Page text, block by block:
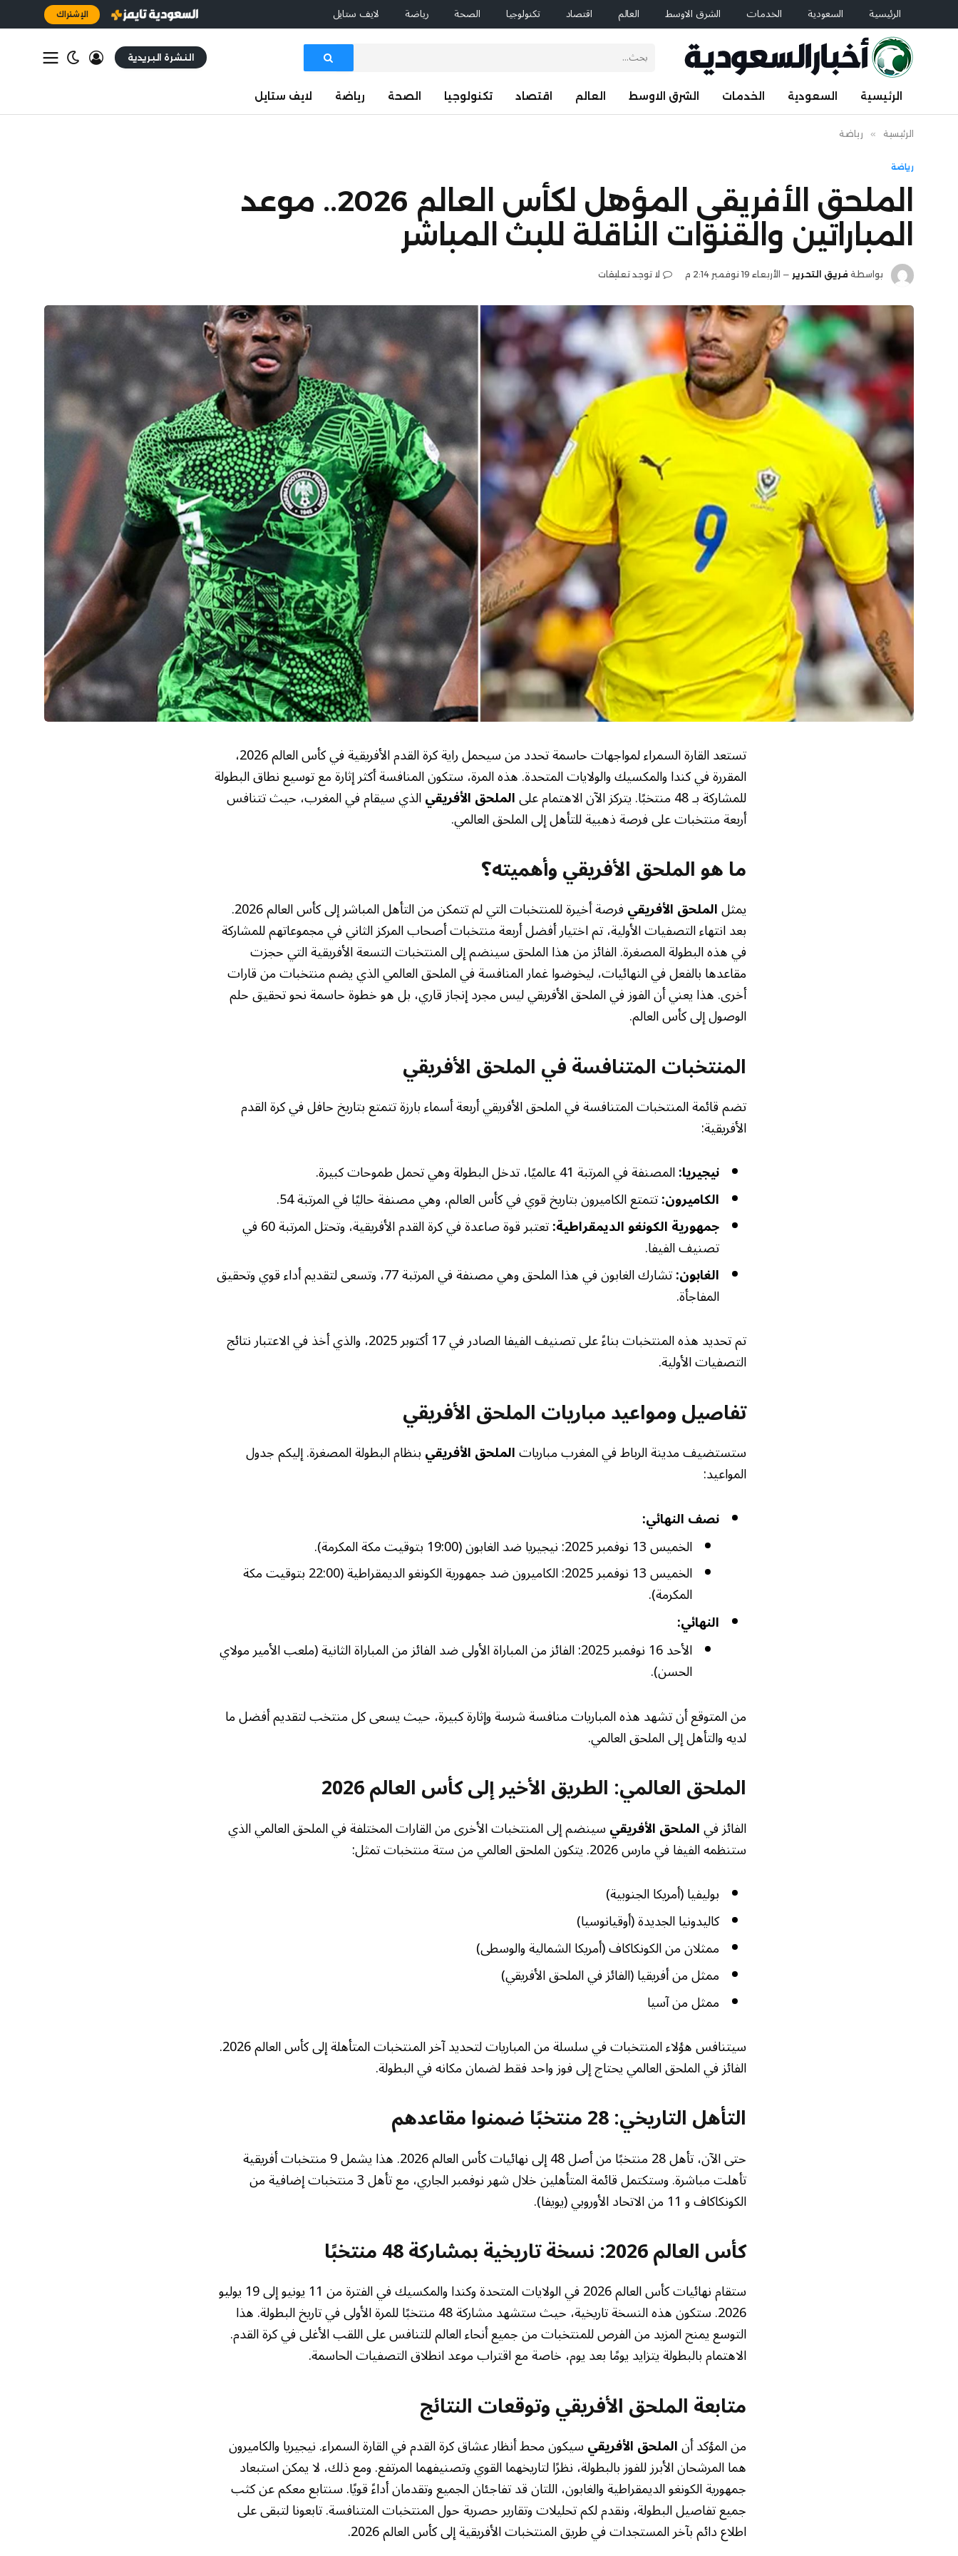
الرئيسية السعودية الخدمات الشرق الاوسط العالم اقتصاد تكنولوجيا الصحة رياضة لايف ستايل الإشتراك
النشرة البريدية
الرئيسية السعودية الخدمات الشرق الاوسط العالم اقتصاد تكنولوجيا الصحة رياضة لايف ستايل
الرئيسية » رياضة
رياضة
الملحق الأفريقي المؤهل لكأس العالم 2026.. موعد
المباراتين والقنوات الناقلة للبث المباشر
بواسطة فريق التحرير الأربعاء 19 نوفمبر 2:14 م لا توجد تعليقات
تستعد القارة السمراء لمواجهات حاسمة تحدد من سيحمل راية كرة القدم الأفريقية في كأس العالم 2026،
المقررة في كندا والمكسيك والولايات المتحدة. هذه المرة، ستكون المنافسة أكثر إثارة مع توسيع نطاق البطولة
للمشاركة بـ 48 منتخبًا. يتركز الآن الاهتمام على الملحق الأفريقيالذي سيقام في المغرب، حيث تتنافس
أربعة منتخبات على فرصة ذهبية للتأهل إلى الملحق العالمي.
ما هو الملحق الأفريقي وأهميته؟
يمثلالملحق الأفريقي فرصة أخيرة للمنتخبات التي لم تتمكن من التأهل المباشر إلى كأس العالم 2026.
بعد انتهاء التصفيات الأولية، تم اختيار أفضل أربعة منتخبات أصحاب المركز الثاني في مجموعاتهم للمشاركة
في هذه البطولة المصغرة. الفائز من هذا الملحق سينضم إلى المنتخبات التسعة الأفريقية التي حجزت
مقاعدها بالفعل في النهائيات، ليخوضوا غمار المنافسة في الملحق العالمي الذي يضم منتخبات من قارات
أخرى. هذا يعني أن الفوز في الملحق الأفريقي ليس مجرد إنجاز قاري، بل هو خطوة حاسمة نحو تحقيق حلم
الوصول إلى كأس العالم.
المنتخبات المتنافسة في الملحق الأفريقي
تضم قائمة المنتخبات المتنافسة في الملحق الأفريقي أربعة أسماء بارزة تتمتع بتاريخ حافل في كرة القدم
الأفريقية:
نيجيريا:المصنفة في المرتبة 41 عالميًا، تدخل البطولة وهي تحمل طموحات كبيرة.
الكاميرون:تتمتع الكاميرون بتاريخ قوي في كأس العالم، وهي مصنفة حاليًا في المرتبة 54.
جمهورية الكونغو الديمقراطية:
تعتبر قوة صاعدة في كرة القدم الأفريقية، وتحتل المرتبة 60 في
تصنيف الفيفا.
الغابون:
تشارك الغابون في هذا الملحق وهي مصنفة في المرتبة 77، وتسعى لتقديم أداء قوي وتحقيق
المفاجأة.
تم تحديد هذه المنتخبات بناءً على تصنيف الفيفا الصادر في 17 أكتوبر 2025، والذي أخذ في الاعتبار نتائج
التصفيات الأولية.
تفاصيل ومواعيد مباريات الملحق الأفريقي
ستستضيف مدينة الرباط في المغرب مبارياتالملحق الأفريقيبنظام البطولة المصغرة. إليكم جدول
المواعيد:
نصف النهائي:
الخميس 13 نوفمبر 2025: نيجيريا ضد الغابون (19:00 بتوقيت مكة المكرمة).
الخميس 13 نوفمبر 2025: الكاميرون ضد جمهورية الكونغو الديمقراطية (22:00 بتوقيت مكة
المكرمة).
النهائي:
الأحد 16 نوفمبر 2025: الفائز من المباراة الأولى ضد الفائز من المباراة الثانية (ملعب الأمير مولاي
الحسن).
من المتوقع أن تشهد هذه المباريات منافسة شرسة وإثارة كبيرة، حيث يسعى كل منتخب لتقديم أفضل ما
لديه والتأهل إلى الملحق العالمي.
الملحق العالمي: الطريق الأخير إلى كأس العالم 2026
الفائز فيالملحق الأفريقيسينضم إلى المنتخبات الأخرى من القارات المختلفة في الملحق العالمي الذي
ستنظمه الفيفا في مارس 2026. يتكون الملحق العالمي من ستة منتخبات تمثل:
بوليفيا (أمريكا الجنوبية)
كاليدونيا الجديدة (أوقيانوسيا)
ممثلان من الكونكاكاف (أمريكا الشمالية والوسطى)
ممثل من أفريقيا (الفائز في الملحق الأفريقي)
ممثل من آسيا
سيتنافس هؤلاء المنتخبات في سلسلة من المباريات لتحديد آخر المنتخبات المتأهلة إلى كأس العالم 2026.
الفائز في الملحق العالمي يحتاج إلى فوز واحد فقط لضمان مكانه في البطولة.
التأهل التاريخي: 28 منتخبًا ضمنوا مقاعدهم
حتى الآن، تأهل 28 منتخبًا من أصل 48 إلى نهائيات كأس العالم 2026. هذا يشمل 9 منتخبات أفريقية
تأهلت مباشرة. وستكتمل قائمة المتأهلين خلال شهر نوفمبر الجاري، مع تأهل 3 منتخبات إضافية من
الكونكاكاف و 11 من الاتحاد الأوروبي (يويفا).
كأس العالم 2026: نسخة تاريخية بمشاركة 48 منتخبًا
ستقام نهائيات كأس العالم 2026 في الولايات المتحدة وكندا والمكسيك في الفترة من 11 يونيو إلى 19 يوليو
2026. ستكون هذه النسخة تاريخية، حيث ستشهد مشاركة 48 منتخبًا للمرة الأولى في تاريخ البطولة. هذا
التوسع يمنح المزيد من الفرص للمنتخبات من جميع أنحاء العالم للتنافس على اللقب الأغلى في كرة القدم.
الاهتمام بالبطولة يتزايد يومًا بعد يوم، خاصة مع اقتراب موعد انطلاق التصفيات الحاسمة.
متابعةالملحق الأفريقيوتوقعات النتائج
من المؤكد أنالملحق الأفريقيسيكون محط أنظار عشاق كرة القدم في القارة السمراء. نيجيريا والكاميرون
هما المرشحان الأبرز للفوز بالبطولة، نظرًا لتاريخهما القوي وتصنيفهما المرتفع. ومع ذلك، لا يمكن استبعاد
جمهورية الكونغو الديمقراطية والغابون، اللتان قد تفاجئان الجميع وتقدمان أداءً قويًا. سنتابع معكم عن كثب
جميع تفاصيل البطولة، ونقدم لكم تحليلات وتقارير حصرية حول المنتخبات المتنافسة. تابعونا لتبقى على
اطلاع دائم بآخر المستجدات في طريق المنتخبات الأفريقية إلى كأس العالم 2026.